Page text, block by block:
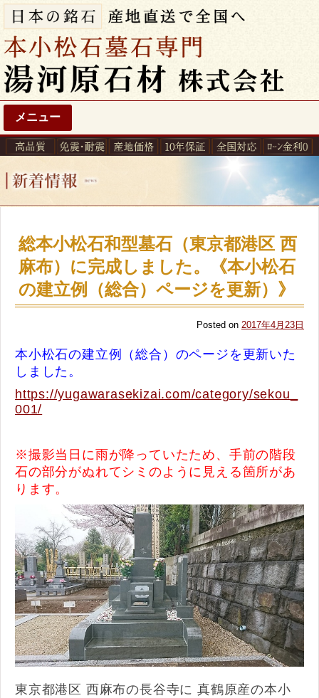
メニュー
総本小松石和型墓石（東京都港区 西
麻布）に完成しました。《本小松石
の建立例（総合）ページを更新）》
Posted on 2017年4月23日
本小松石の建立例（総合）のページを更新いた
しました。
https://yugawarasekizai.com/category/sekou_
001/
※撮影当日に雨が降っていたため、手前の階段
石の部分がぬれてシミのように見える箇所があ
ります。
東京都港区 西麻布の長谷寺に 真鶴原産の本小